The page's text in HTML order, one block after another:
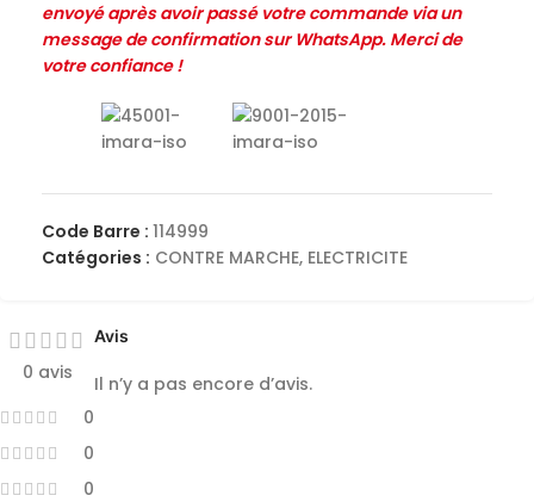
envoyé après avoir passé votre commande via un
message de confirmation sur WhatsApp. Merci de
votre confiance !
Code Barre : 114999
Catégories : CONTRE MARCHE, ELECTRICITE
0 avis
0
0
0
Avis
Il n’y a pas encore d’avis.